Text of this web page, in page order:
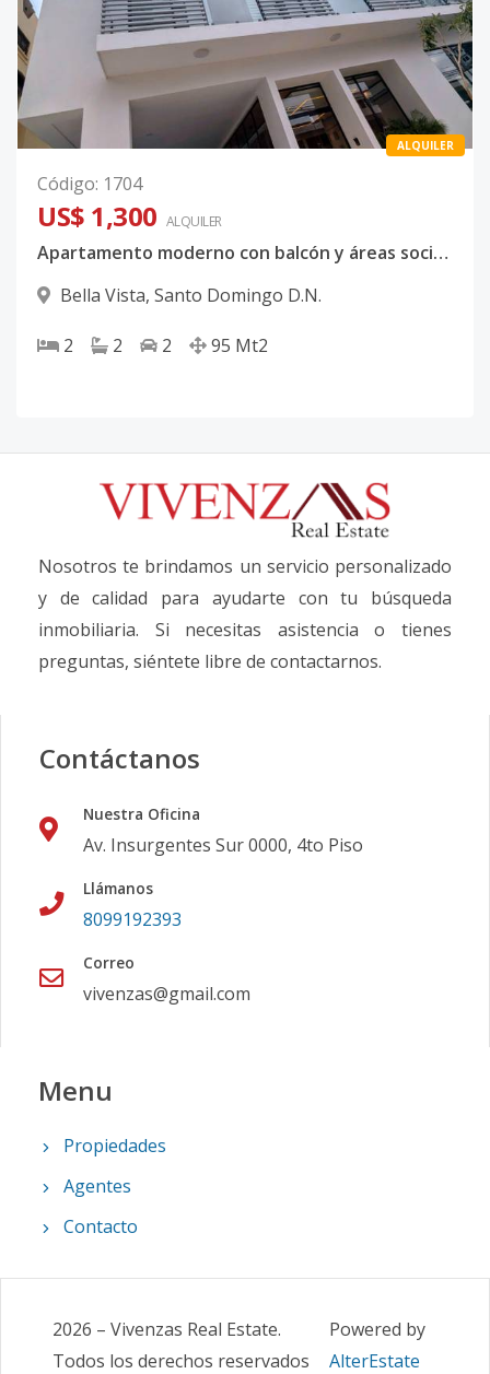
ALQUILER
Código: 1704
US$ 1,300 ALQUILER
Apartamento moderno con balcón y áreas sociales en torre exclusiva
Bella Vista, Santo Domingo D.N.
2 2 2 95 Mt2
Nosotros te brindamos un servicio personalizado
y de calidad para ayudarte con tu búsqueda
inmobiliaria. Si necesitas asistencia o tienes
preguntas, siéntete libre de contactarnos.
Contáctanos
Nuestra Oficina
Av. Insurgentes Sur 0000, 4to Piso
Llámanos
8099192393
Correo
vivenzas@gmail.com
Menu
Propiedades
Agentes
Contacto
2026 – Vivenzas Real Estate.
Todos los derechos reservados
Powered by
AlterEstate